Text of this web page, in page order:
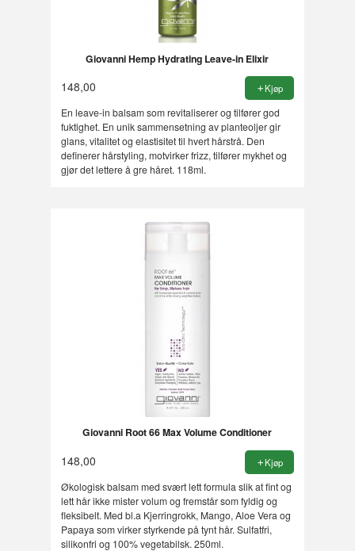
Giovanni Hemp Hydrating Leave-in Elixir
148,00 Kjøp
En leave-in balsam som revitaliserer og tilfører god
fuktighet. En unik sammensetning av planteoljer gir
glans, vitalitet og elastisitet til hvert hårstrå. Den
definerer hårstyling, motvirker frizz, tilfører mykhet og
gjør det lettere å gre håret. 118ml.
Giovanni Root 66 Max Volume Conditioner
148,00 Kjøp
Økologisk balsam med svært lett formula slik at fint og
lett hår ikke mister volum og fremstår som fyldig og
fleksibelt. Med bl.a Kjerringrokk, Mango, Aloe Vera og
Papaya som virker styrkende på tynt hår. Sulfatfri,
silikonfri og 100% vegetabilsk. 250ml.